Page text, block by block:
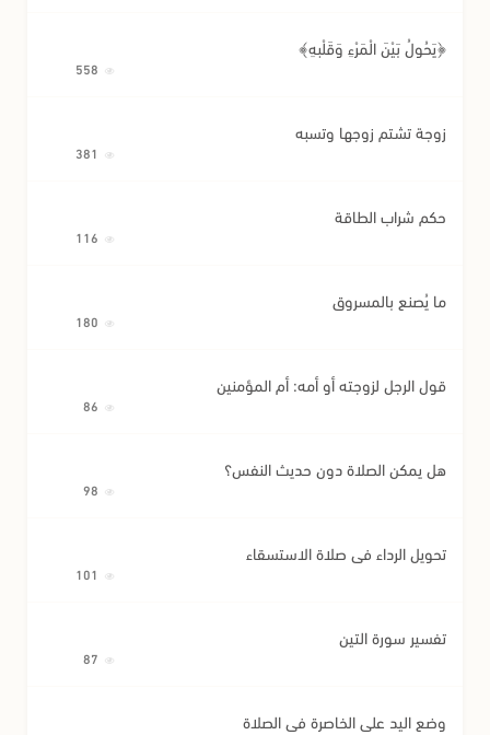
﴿يَحُولُ بَيْنَ الْمَرْءِ وَقَلْبِهِ﴾
زوجة تشتم زوجها وتسبه
حكم شراب الطاقة
ما يُصنع بالمسروق
قول الرجل لزوجته أو أمه: أم المؤمنين
هل يمكن الصلاة دون حديث النفس؟
تحويل الرداء في صلاة الاستسقاء
تفسير سورة التين
وضع اليد على الخاصرة في الصلاة